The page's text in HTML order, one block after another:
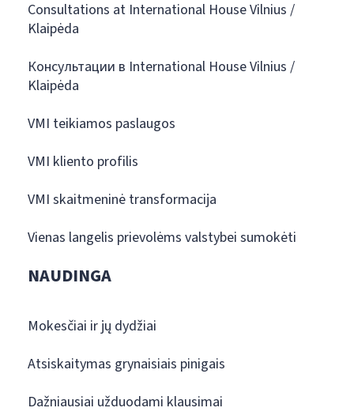
Consultations at International House Vilnius /
Klaipėda
Консультации в International House Vilnius /
Klaipėda
VMI teikiamos paslaugos
VMI kliento profilis
VMI skaitmeninė transformacija
Vienas langelis prievolėms valstybei sumokėti
NAUDINGA
Mokesčiai ir jų dydžiai
Atsiskaitymas grynaisiais pinigais
Dažniausiai užduodami klausimai